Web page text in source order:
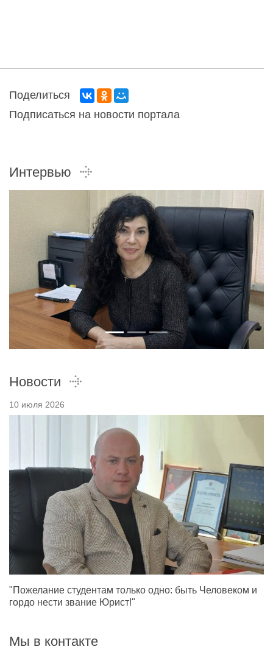
Поделиться
Подписаться на новости портала
Интервью
Новости
10 июля 2026
"Пожелание студентам только одно: быть Человеком и
гордо нести звание Юрист!"
Мы в контакте